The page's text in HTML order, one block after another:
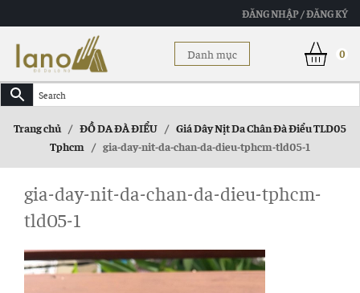
ĐĂNG NHẬP / ĐĂNG KÝ
Danh mục 0
Trang chủ / ĐỒ DA ĐÀ ĐIỂU / Giá Dây Nịt Da Chân Đà Điểu TLD05
Tphcm
/ gia-day-nit-da-chan-da-dieu-tphcm-tld05-1
gia-day-nit-da-chan-da-dieu-tphcm-
tld05-1